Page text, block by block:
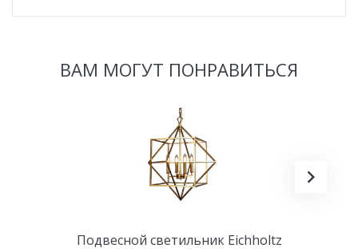
ВАМ МОГУТ ПОНРАВИТЬСЯ
Подвесной светильник Eichholtz